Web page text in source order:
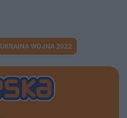
UKRAINA WOJNA 2022